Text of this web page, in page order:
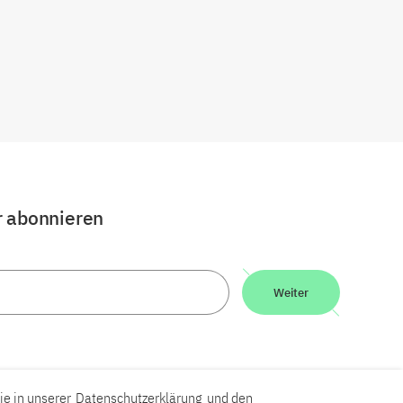
Weiter
in unserer Datenschutzerklärung und den